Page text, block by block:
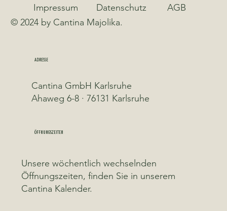
© 2024 by Cantina Majolika.
Datenschutz
Impressum AGB
ADRESSE
Cantina GmbH Karlsruhe
Ahaweg 6-8 · 76131 Karlsruhe
ÖFFNUNGSZEITEN
Unsere wöchentlich wechselnden
Öffnungszeiten, finden Sie in unserem
Cantina Kalender.